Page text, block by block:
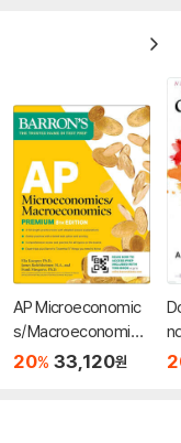
AP Microeconomic
s/Macroeconomics
Premium, Eighth Edi
20% 33,120원